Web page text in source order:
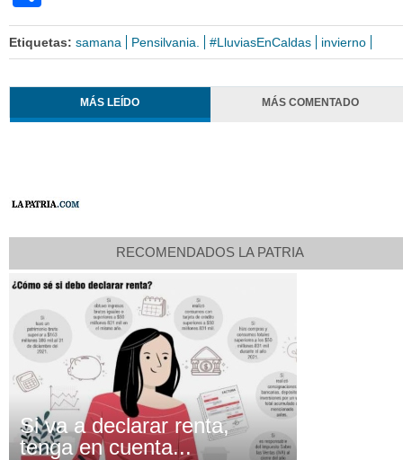
Etiquetas: samana Pensilvania. #LluviasEnCaldas invierno
MÁS LEÍDO MÁS COMENTADO
RECOMENDADOS LA PATRIA
Si va a declarar renta,
tenga en cuenta...